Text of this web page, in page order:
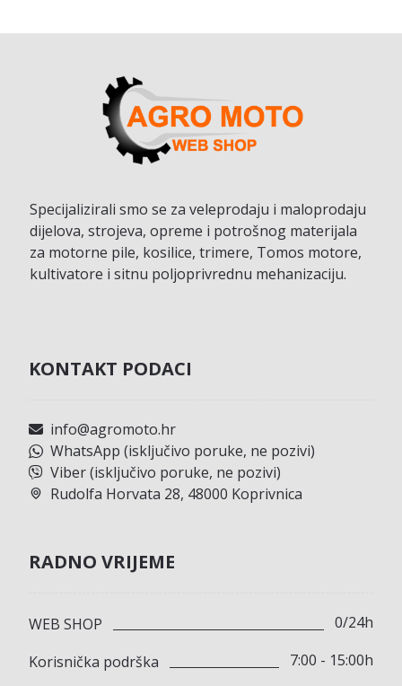
Specijalizirali smo se za veleprodaju i maloprodaju
dijelova, strojeva, opreme i potrošnog materijala
za motorne pile, kosilice, trimere, Tomos motore,
kultivatore i sitnu poljoprivrednu mehanizaciju.
KONTAKT PODACI
info@agromoto.hr
WhatsApp (isključivo poruke, ne pozivi)
Viber (isključivo poruke, ne pozivi)
Rudolfa Horvata 28, 48000 Koprivnica
RADNO VRIJEME
WEB SHOP
0/24h
Korisnička podrška
7:00 - 15:00h